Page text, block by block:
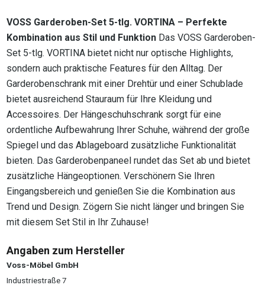
VOSS Garderoben-Set 5-tlg. VORTINA – Perfekte
Kombination aus Stil und Funktion Das VOSS Garderoben-
Set 5-tlg. VORTINA bietet nicht nur optische Highlights,
sondern auch praktische Features für den Alltag. Der
Garderobenschrank mit einer Drehtür und einer Schublade
bietet ausreichend Stauraum für Ihre Kleidung und
Accessoires. Der Hängeschuhschrank sorgt für eine
ordentliche Aufbewahrung Ihrer Schuhe, während der große
Spiegel und das Ablageboard zusätzliche Funktionalität
bieten. Das Garderobenpaneel rundet das Set ab und bietet
zusätzliche Hängeoptionen. Verschönern Sie Ihren
Eingangsbereich und genießen Sie die Kombination aus
Trend und Design. Zögern Sie nicht länger und bringen Sie
mit diesem Set Stil in Ihr Zuhause!
Angaben zum Hersteller
Voss-Möbel GmbH
Industriestraße 7